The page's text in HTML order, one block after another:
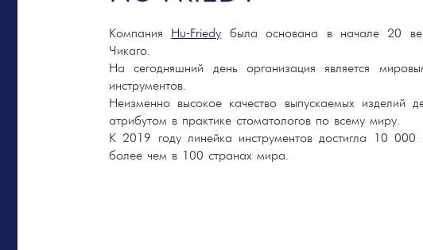
Компания Hu-Friedy была основана в начале 20
Чикаго.
На сегодняшний день организация является
инструментов.
Неизменно высокое качество выпускаемых изделий
атрибутом в практике стоматологов по всему миру.
К 2019 году линейка инструментов достигла 10
более чем в 100 странах мира.